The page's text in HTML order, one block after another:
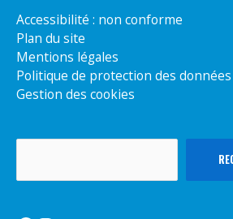
Accessibilité : non conforme
Plan du site
Mentions légales
Politique de protection des données
Gestion des cookies